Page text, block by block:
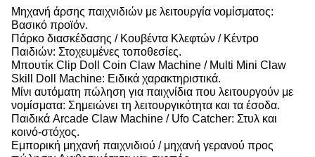
Μηχανή άρσης παιχνιδιών με λειτουργία νομίσματος:
Βασικό προϊόν.
Πάρκο διασκέδασης / Κουβέντα Κλεφτών / Κέντρο
Παιδιών: Στοχευμένες τοποθεσίες.
Μπουτίκ Clip Doll Coin Claw Machine / Multi Mini Claw
Skill Doll Machine: Ειδικά χαρακτηριστικά.
Μίνι αυτόματη πώληση για παιχνίδια που λειτουργούν με
νομίσματα: Σημειώνει τη λειτουργικότητα και τα έσοδα.
Παιδικά Arcade Claw Machine / Ufo Catcher: Στυλ και
κοινό-στόχος.
Εμπορική μηχανή παιχνιδιού / μηχανή γερανού προς